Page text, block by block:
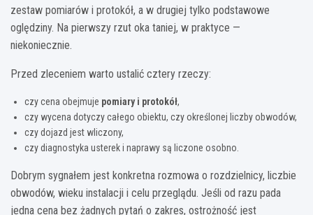
zestaw pomiarów i protokół, a w drugiej tylko podstawowe
oględziny. Na pierwszy rzut oka taniej, w praktyce —
niekoniecznie.
Przed zleceniem warto ustalić cztery rzeczy:
czy cena obejmuje pomiary i protokół,
czy wycena dotyczy całego obiektu, czy określonej liczby obwodów,
czy dojazd jest wliczony,
czy diagnostyka usterek i naprawy są liczone osobno.
Dobrym sygnałem jest konkretna rozmowa o rozdzielnicy, liczbie
obwodów, wieku instalacji i celu przeglądu. Jeśli od razu pada
jedna cena bez żadnych pytań o zakres, ostrożność jest